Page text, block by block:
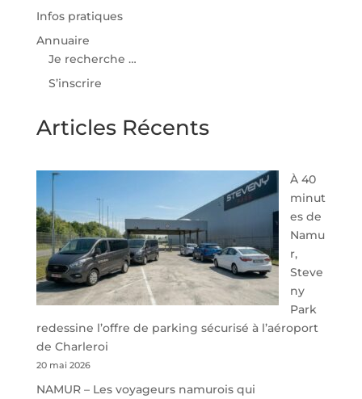
Infos pratiques
Annuaire
Je recherche …
S’inscrire
Articles Récents
À 40
minut
es de
Namu
r,
Steve
ny
Park
redessine l’offre de parking sécurisé à l’aéroport
de Charleroi
20 mai 2026
NAMUR – Les voyageurs namurois qui